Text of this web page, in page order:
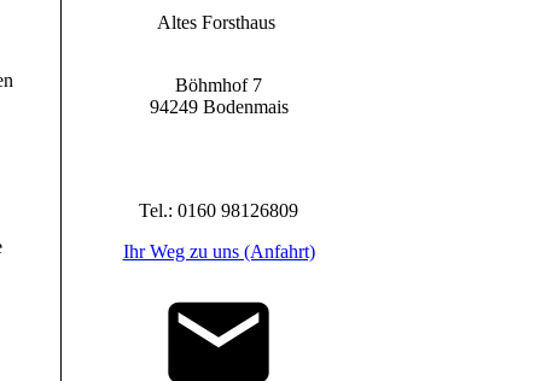
Altes Forsthaus
Böhmhof 7
94249 Bodenmais
Tel.: 0160 98126809
Ihr Weg zu uns (Anfahrt)